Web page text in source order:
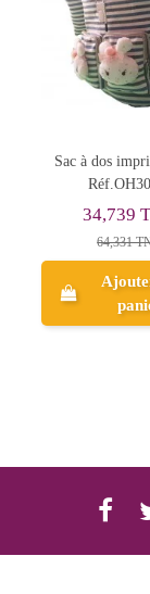
zaino